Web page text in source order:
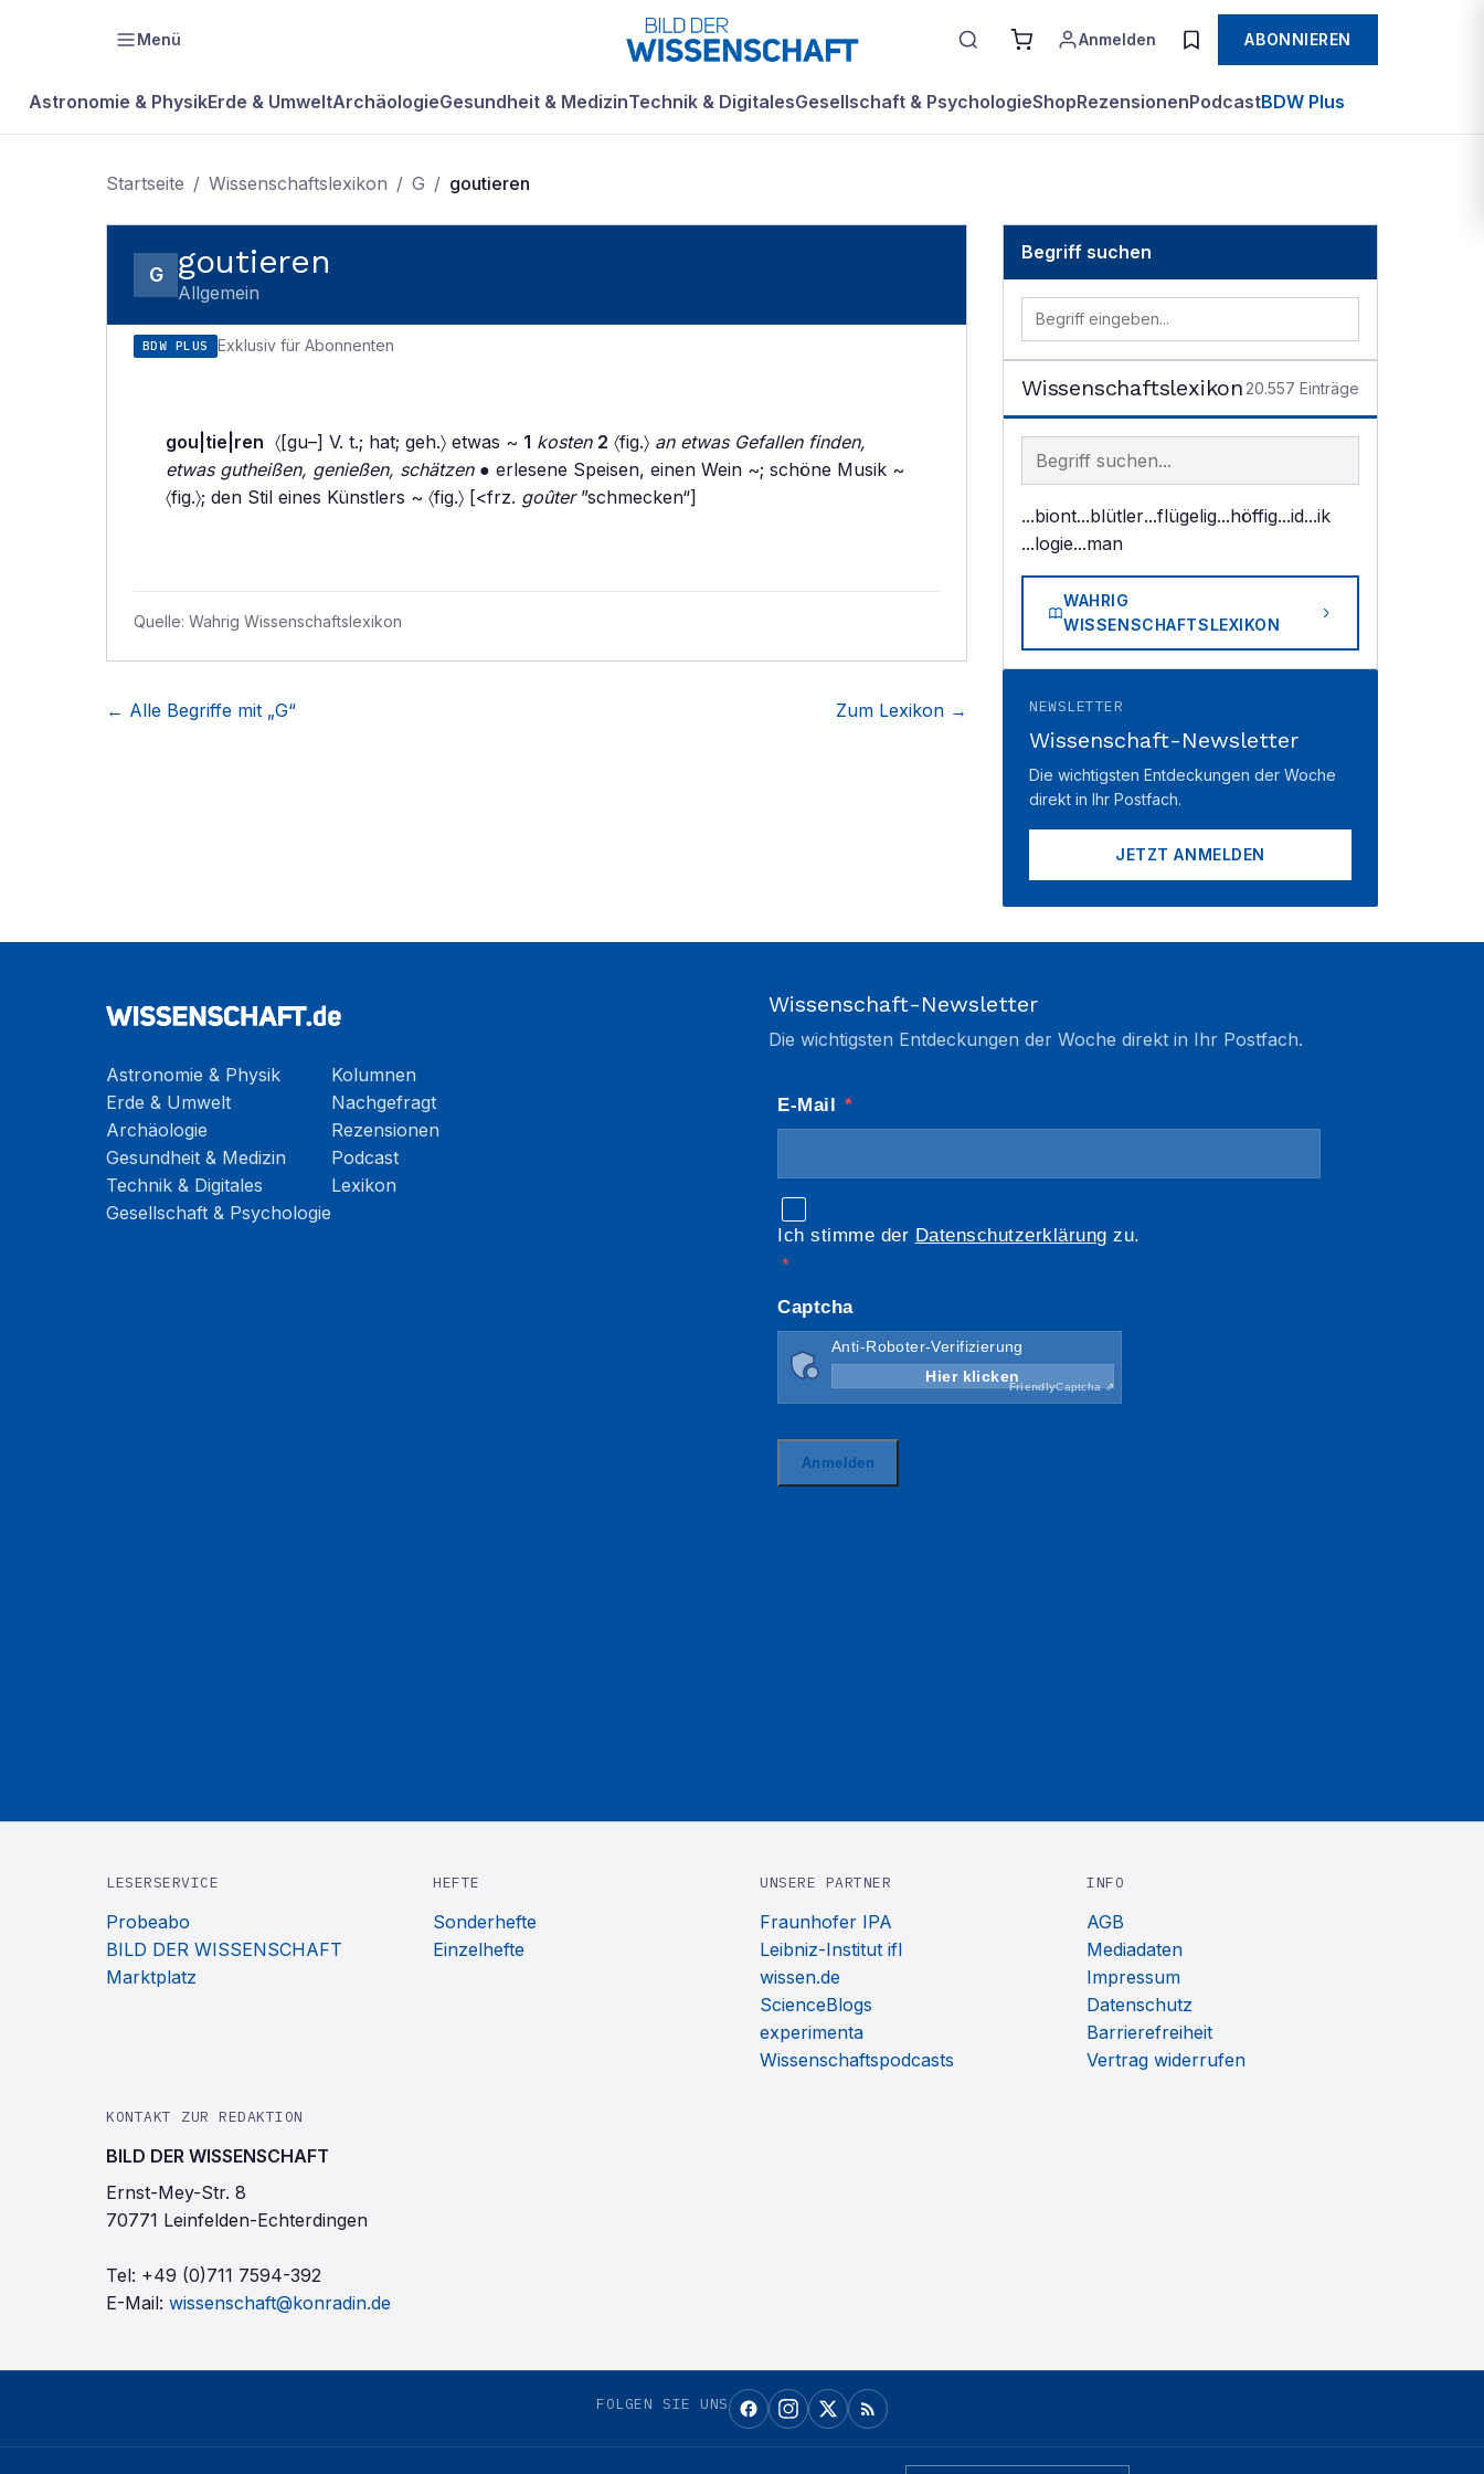
Menü Anmelden ABONNIEREN
Astronomie & PhysikErde & UmweltArchäologieGesundheit & MedizinTechnik & DigitalesGesellschaft & PsychologieShopRezensionenPodcastBDW Plus
Startseite / Wissenschaftslexikon / G / goutieren
G goutieren
Allgemein
BDW PLUS Exklusiv für Abonnenten
gou|tie|ren 〈[gu–] V. t.; hat; geh.〉 etwas ~ 1 kosten 2 〈fig.〉 an etwas Gefallen finden,
etwas gutheißen, genießen, schätzen● erlesene Speisen, einen Wein ~; schöne Musik ~
〈fig.〉; den Stil eines Künstlers ~ 〈fig.〉 [<frz. goûter”schmecken“]
Quelle: Wahrig Wissenschaftslexikon
← Alle Begriffe mit „G“ Zum Lexikon →
Begriff suchen
Wissenschaftslexikon 20.557 Einträge
Begriff im Lexikon suchen
...biont...blütler...flügelig...höffig...id...ik
...logie...man
WAHRIG
WISSENSCHAFTSLEXIKON
NEWSLETTER
Wissenschaft-Newsletter
Die wichtigsten Entdeckungen der Woche
direkt in Ihr Postfach.
JETZT ANMELDEN
Astronomie & Physik
Erde & Umwelt
Archäologie
Gesundheit & Medizin
Technik & Digitales
Gesellschaft & Psychologie
Kolumnen
Nachgefragt
Rezensionen
Podcast
Lexikon
Wissenschaft-Newsletter
Die wichtigsten Entdeckungen der Woche direkt in Ihr Postfach.
LESERSERVICE
Probeabo
BILD DER WISSENSCHAFT
Marktplatz
HEFTE
Sonderhefte
Einzelhefte
UNSERE PARTNER
Fraunhofer IPA
Leibniz-Institut ifl
wissen.de
ScienceBlogs
experimenta
Wissenschaftspodcasts
INFO
AGB
Mediadaten
Impressum
Datenschutz
Barrierefreiheit
Vertrag widerrufen
KONTAKT ZUR REDAKTION
BILD DER WISSENSCHAFT
Ernst-Mey-Str. 8
70771 Leinfelden-Echterdingen
Tel: +49 (0)711 7594-392
E-Mail: wissenschaft@konradin.de
FOLGEN SIE UNS